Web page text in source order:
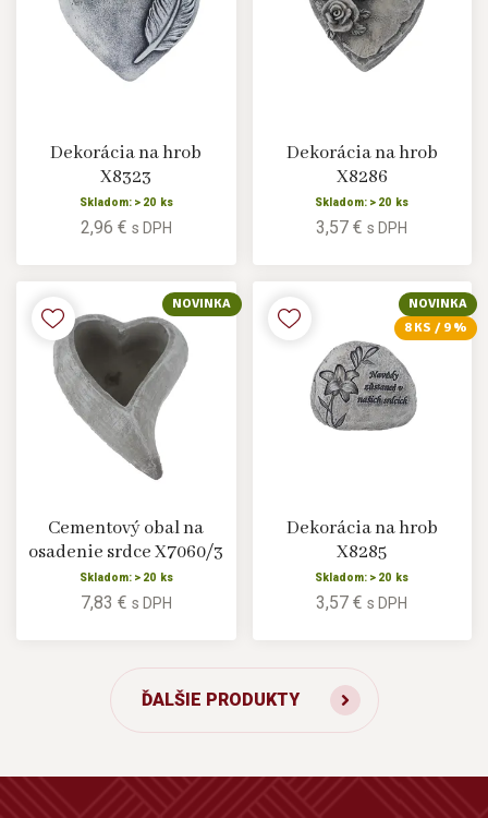
Dekorácia na hrob
X8323
Skladom: > 20 ks
2,96 € s DPH
Dekorácia na hrob
X8286
Skladom: > 20 ks
3,57 €s DPH
NOVINKA
Cementový obal na
osadenie srdce X7060/3
Skladom: > 20 ks
7,83 € s DPH
NOVINKA
8 KS / 9 %
Dekorácia na hrob
X8285
Skladom: > 20 ks
3,57 €s DPH
ĎALŠIE PRODUKTY